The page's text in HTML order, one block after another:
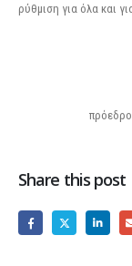
ρύθμιση για όλα και
Share this post